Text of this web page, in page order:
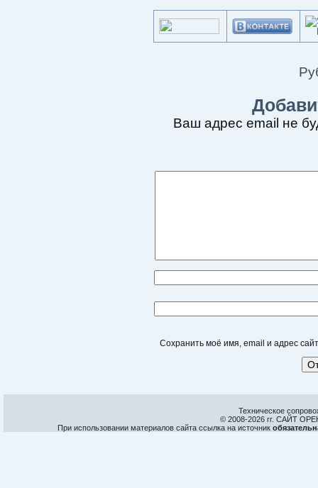
Ваш адрес email не
Сохранить моё имя, email и адрес
Техническое
© 2008-2026 гг. САЙТ
При использовании материалов сайта ссылка на источник